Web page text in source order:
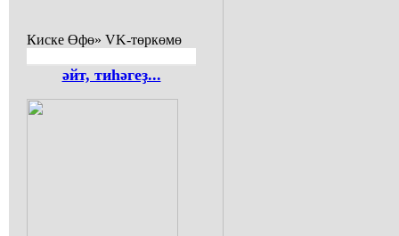
Киске Өфө» VK-төркөмө
әйт, тиһәгеҙ...